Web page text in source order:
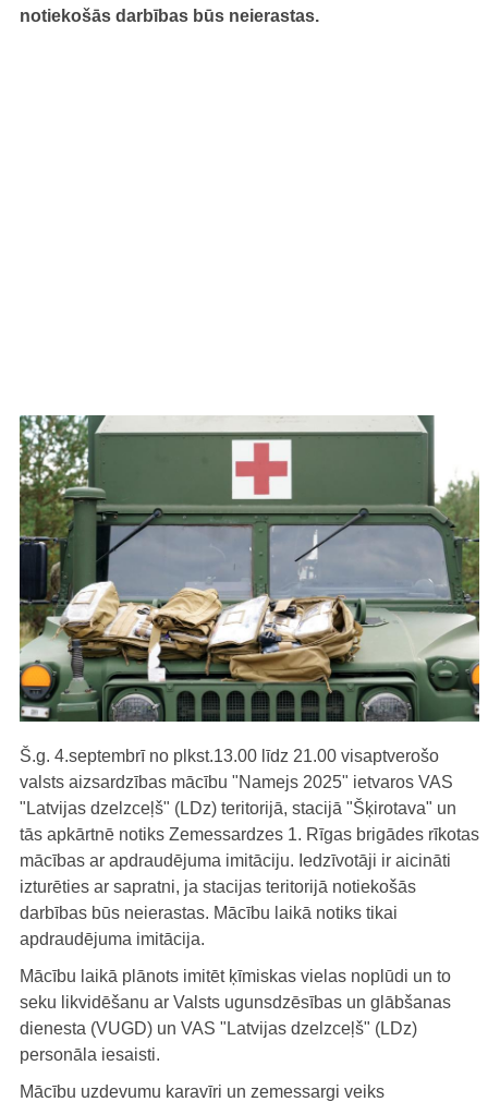
notiekošās darbības būs neierastas.
Š.g. 4.septembrī no plkst.13.00 līdz 21.00 visaptverošo
valsts aizsardzības mācību "Namejs 2025" ietvaros VAS
"Latvijas dzelzceļš" (LDz) teritorijā, stacijā "Šķirotava" un
tās apkārtnē notiks Zemessardzes 1. Rīgas brigādes rīkotas
mācības ar apdraudējuma imitāciju. Iedzīvotāji ir aicināti
izturēties ar sapratni, ja stacijas teritorijā notiekošās
darbības būs neierastas. Mācību laikā notiks tikai
apdraudējuma imitācija.
Mācību laikā plānots imitēt ķīmiskas vielas noplūdi un to
seku likvidēšanu ar Valsts ugunsdzēsības un glābšanas
dienesta (VUGD) un VAS "Latvijas dzelzceļš" (LDz)
personāla iesaisti.
Mācību uzdevumu karavīri un zemessargi veiks